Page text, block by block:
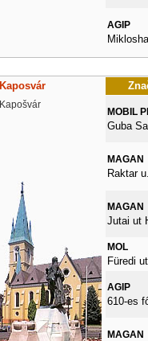
AGIP
Kaposvár
Kapošvár
MOBIL
Guba
MAGAN
Raktar
MAGAN
Jutai ut
MOL
Füredi
AGIP
610-es
MAGAN